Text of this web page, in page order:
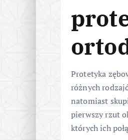
Protetyka
różnych
natomiast
pierwszy rzut
których ich